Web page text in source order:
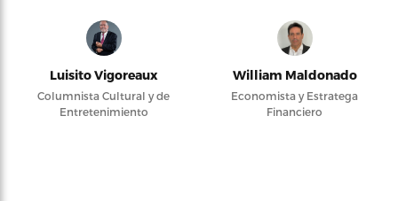
Luisito Vigoreaux
Columnista Cultural y de
Entretenimiento
William Maldonado
Economista y Estratega
Financiero